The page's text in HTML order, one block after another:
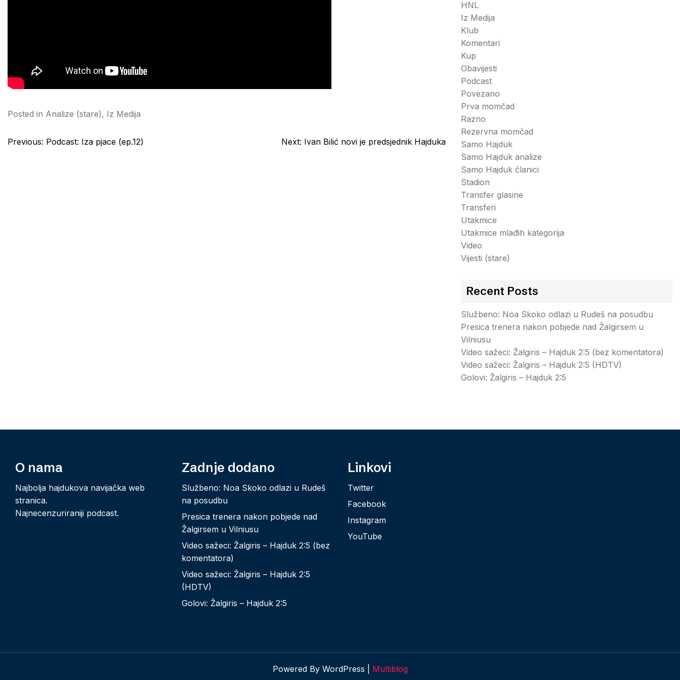
Posted in Analize (stare), Iz Medija
Post
Previous: Podcast: Iza pjace (ep.12) Next: Ivan Bilić novi je predsjednik Hajduka
HNL
Iz Medija
Klub
Komentari
Kup
Obavijesti
Podcast
Povezano
Prva momčad
Razno
Rezervna momčad
Samo Hajduk
Samo Hajduk analize
Samo Hajduk članici
Stadion
Transfer glasine
Transferi
Utakmice
Utakmice mlađih kategorija
Video
Vijesti (stare)
Recent Posts
Službeno: Noa Skoko odlazi u Rudeš na posudbu
Presica trenera nakon pobjede nad Žalgirsem u
Vilniusu
Video sažeci: Žalgiris – Hajduk 2:5 (bez komentatora)
Video sažeci: Žalgiris – Hajduk 2:5 (HDTV)
Golovi: Žalgiris – Hajduk 2:5
O nama
Najbolja hajdukova navijačka web
stranica.
Najnecenzuriraniji podcast.
Zadnje dodano
Službeno: Noa Skoko odlazi u Rudeš
na posudbu
Presica trenera nakon pobjede nad
Žalgirsem u Vilniusu
Video sažeci: Žalgiris – Hajduk 2:5 (bez
komentatora)
Video sažeci: Žalgiris – Hajduk 2:5
(HDTV)
Golovi: Žalgiris – Hajduk 2:5
Linkovi
Twitter
Facebook
Instagram
YouTube
Powered By WordPress | Multiblog